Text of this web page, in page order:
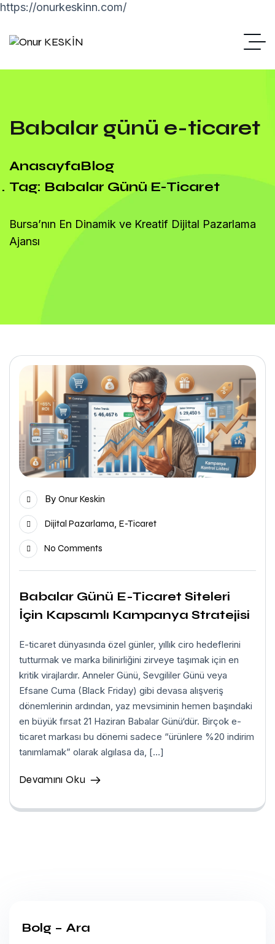
https://onurkeskinn.com/
Babalar günü e-ticaret
AnasayfaBlog
Tag: Babalar Günü E-Ticaret
Bursa’nın En Dinamik ve Kreatif Dijital Pazarlama
Ajansı
By Onur Keskin
Dijital Pazarlama, E-Ticaret
No Comments
Babalar Günü E-Ticaret Siteleri
İçin Kapsamlı Kampanya Stratejisi
E-ticaret dünyasında özel günler, yıllık ciro hedeflerini
tutturmak ve marka bilinirliğini zirveye taşımak için en
kritik virajlardır. Anneler Günü, Sevgililer Günü veya
Efsane Cuma (Black Friday) gibi devasa alışveriş
dönemlerinin ardından, yaz mevsiminin hemen başındaki
en büyük fırsat 21 Haziran Babalar Günü‘dür. Birçok e-
ticaret markası bu dönemi sadece “ürünlere %20 indirim
tanımlamak” olarak algılasa da, […]
Devamını Oku
Bolg – Ara